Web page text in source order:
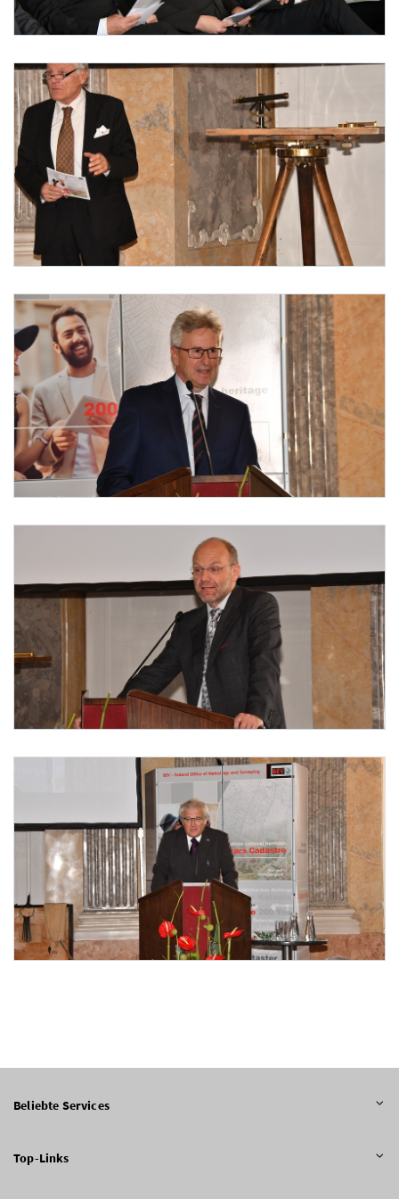
Foto 2: © BEV / Heinz Sattlberger und © BEV / Franz Grünling
Foto 3: © BEV / Heinz Sattlberger und © BEV / Franz Grünling
Foto 4: © BEV / Heinz Sattlberger und © BEV / Franz Grünling
Foto 5: © BEV / Heinz Sattlberger und © BEV / Franz Grünling
Beliebte Services
Top-Links